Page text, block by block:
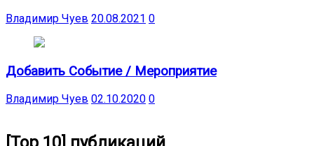
Владимир Чуев 20.08.2021 0
Добавить Событие / Мероприятие
Владимир Чуев 02.10.2020 0